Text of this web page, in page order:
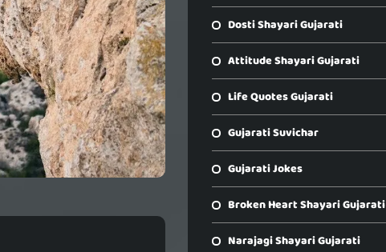
Dosti Shayari Gujarati
Attitude Shayari Gujarati
Life Quotes Gujarati
Gujarati Suvichar
Gujarati Jokes
Broken Heart Shayari Gujarati
Narajagi Shayari Gujarati